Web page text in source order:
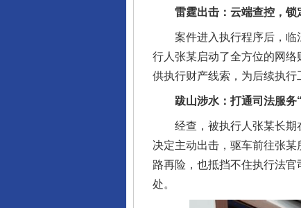
雷霆出击：云端查控，锁
案件进入执行程序后，临江
行人张某启动了全方位的网络
供执行财产线索，为后续执行
跋山涉水：打通司法服务“
经查，被执行人张某长期在
决定主动出击，驱车前往张
路再险，也抵挡不住执行法
处。